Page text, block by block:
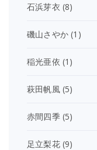
石浜芽衣 (8)
磯山さやか (1)
稲光亜依 (1)
萩田帆風(5)
赤間四季(5)
足立梨花(9)